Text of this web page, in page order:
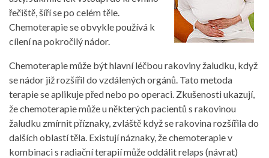
řečiště, šíří se po celém těle.
Chemoterapie se obvykle používá k
cílení na pokročilý nádor.
Chemoterapie může být hlavní léčbou rakoviny žaludku, když
se nádor již rozšířil do vzdálených orgánů. Tato metoda
terapie se aplikuje před nebo po operaci. Zkušenosti ukazují,
že chemoterapie může u některých pacientů s rakovinou
žaludku zmírnit příznaky, zvláště když se rakovina rozšířila do
dalších oblastí těla. Existují náznaky, že chemoterapie v
kombinaci s radiační terapií může oddálit relaps (návrat)